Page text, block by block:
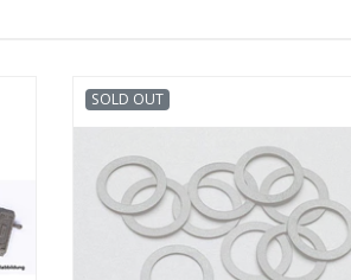
SOLD OUT